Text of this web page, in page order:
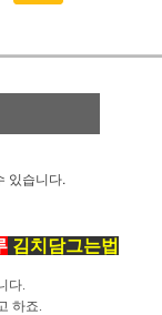
있습니다.
김치담그는법
다.
하죠.